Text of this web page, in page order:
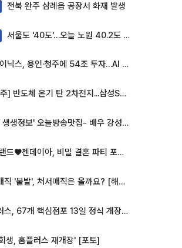
전북 완주 삼례읍 공장서 화재 발생
서울도 '40도'…오늘 노원 40.2도 기록
SK하이닉스, 용인·청주에 54조 투자…AI 메모리 생산기지 키운다
[특징주] 반도체 온기 탄 2차전지...삼성SDI, 장 초반 7% 넘게 껑충
'2TV 생생정보' 오늘방송맛집- 배우 강성진 단골! 쌀국수ㆍ푸팟퐁 커리 맛집 '블○○○'
톰 홀랜드♥젠데이아, 비밀 결혼 파티 포착⋯호텔 대관비만 9억
입추매직 '불발', 처서매직은 올까요? [해시태그]
홈플러스, 67개 핵심점포 13일 정식 개장…영업 재개 속도
생, 홈플러스 재개장' [포토]